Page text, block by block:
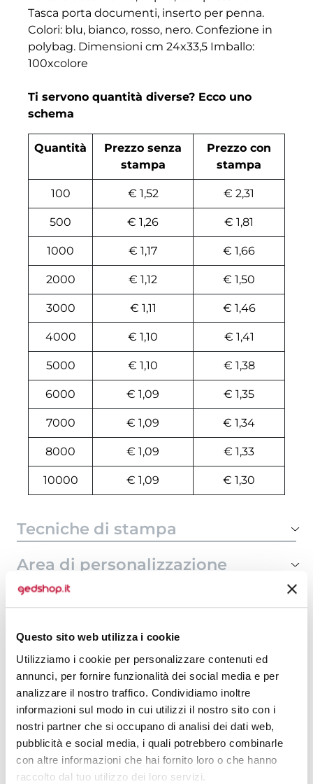
Questo sito web utilizza i cookie
Utilizziamo i cookie per personalizzare contenuti ed
annunci, per fornire funzionalità dei social media e per
analizzare il nostro traffico. Condividiamo inoltre
informazioni sul modo in cui utilizzi il nostro sito con i
nostri partner che si occupano di analisi dei dati web,
pubblicità e social media, i quali potrebbero combinarle
con altre informazioni che hai fornito loro o che hanno
raccolto dal tuo utilizzo dei loro servizi.
Tasca porta documenti, inserto per penna.
Colori: blu, bianco, rosso, nero. Confezione in
polybag. Dimensioni cm 24x33,5 Imballo:
100xcolore
Ti servono quantità diverse? Ecco uno
schema
Quantità
Prezzo senza
stampa
Prezzo con
stampa
100 € 1,52 € 2,31
500 € 1,26 € 1,81
1000 € 1,17 € 1,66
2000 € 1,12 € 1,50
3000 € 1,11 € 1,46
4000 € 1,10 € 1,41
5000 € 1,10 € 1,38
6000 € 1,09 € 1,35
7000 € 1,09 € 1,34
8000 € 1,09 € 1,33
10000 € 1,09 € 1,30
Tecniche di stampa
Area di personalizzazione
Domande e risposte
Prodotti alternativi